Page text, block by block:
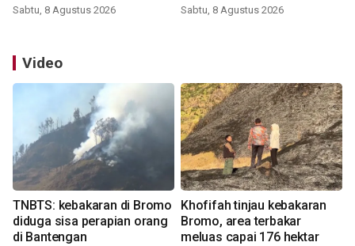
Sabtu, 8 Agustus 2026 Sabtu, 8 Agustus 2026
Video
TNBTS: kebakaran di Bromo
diduga sisa perapian orang
di Bantengan
Khofifah tinjau kebakaran
Bromo, area terbakar
meluas capai 176 hektar